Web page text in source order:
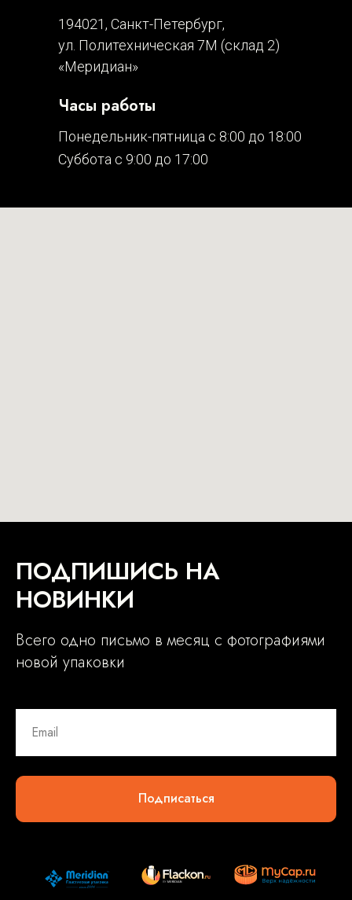
Часы работы
Понедельник-пятница с 8:00 до 18:00
194021, Санкт-Петербург,
ул. Политехническая 7М (склад 2)
«Меридиан»
Суббота с 9:00 до 17:00
ПОДПИШИСЬ НА
НОВИНКИ
Всего одно письмо в месяц с фотографиями
новой упаковки
Подписаться